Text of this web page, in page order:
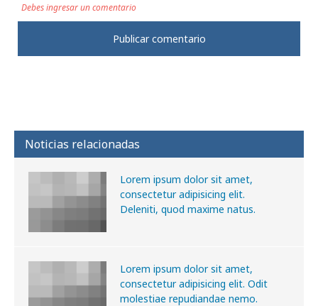
Debes ingresar un comentario
Noticias relacionadas
Lorem ipsum dolor sit amet,
consectetur adipisicing elit.
Deleniti, quod maxime natus.
Lorem ipsum dolor sit amet,
consectetur adipisicing elit. Odit
molestiae repudiandae nemo.